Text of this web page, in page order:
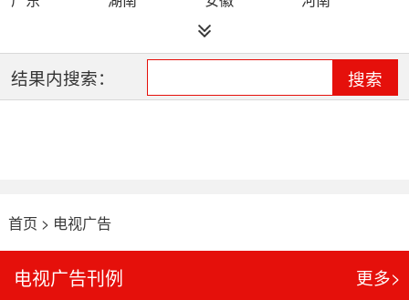
站）
四川
辽宁
山西
海南 陕西
甘肃
结果内搜索： 搜索
首页 > 电视广告
电视广告刊例 更多>